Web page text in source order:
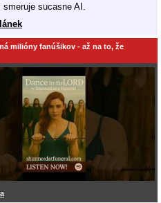
sucasne AI.
milióny fanúšikov - až na to, že